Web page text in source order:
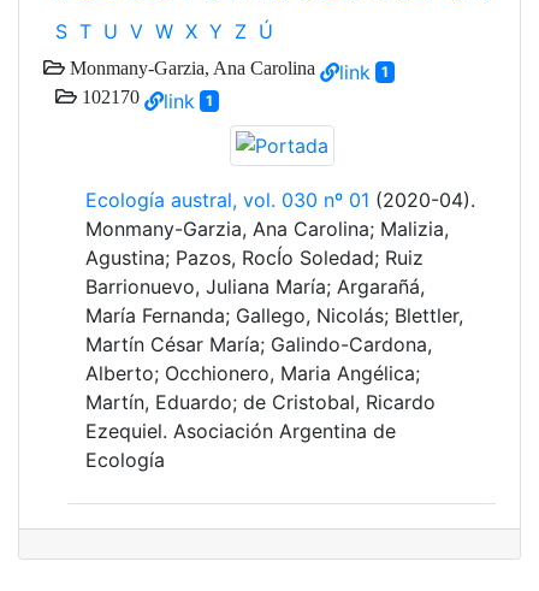
S T U V W X Y Z Ú
Monmany-Garzia, Ana Carolina link 1
102170 link 1
Ecología austral, vol. 030 nº 01 (2020-04).
Monmany-Garzia, Ana Carolina; Malizia,
Agustina; Pazos, RocÍo Soledad; Ruiz
Barrionuevo, Juliana María; Argarañá,
María Fernanda; Gallego, Nicolás; Blettler,
Martín César María; Galindo-Cardona,
Alberto; Occhionero, Maria Angélica;
Martín, Eduardo; de Cristobal, Ricardo
Ezequiel. Asociación Argentina de
Ecología